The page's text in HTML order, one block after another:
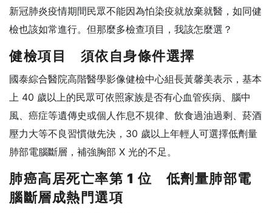
新冠肺炎疫情期間民眾不能因為怕染疫就放棄就醫，如同健
檢也該如常進行。但那麼多檢查項目，我該怎麼選？
健檢項目 須依自身條件選擇
國泰綜合醫院高階醫學影像健檢中心組長黃馨美表示，基本
上 40 歲以上的民眾可依照家族是否有心血管疾病、腦中
風、癌症等遺傳史或個人作息不規律、飲食過油過剩、菸酒
壓力大等不良習慣做先決，30 歲以上年輕人可選擇低劑量
肺部電腦斷層，補強胸部 X 光的不足。
肺癌高居死亡率第 1 位 低劑量肺部電
腦斷層成熱門選項